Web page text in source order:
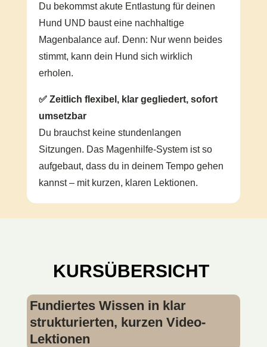
Du bekommst akute Entlastung für deinen
Hund UND baust eine nachhaltige
Magenbalance auf. Denn: Nur wenn beides
stimmt, kann dein Hund sich wirklich
erholen.
✅ Zeitlich flexibel, klar gegliedert, sofort
umsetzbar
Du brauchst keine stundenlangen
Sitzungen. Das Magenhilfe-System ist so
aufgebaut, dass du in deinem Tempo gehen
kannst – mit kurzen, klaren Lektionen.
KURSÜBERSICHT
Fundiertes Wissen in klar
strukturierten, kurzen Video-
Lektionen